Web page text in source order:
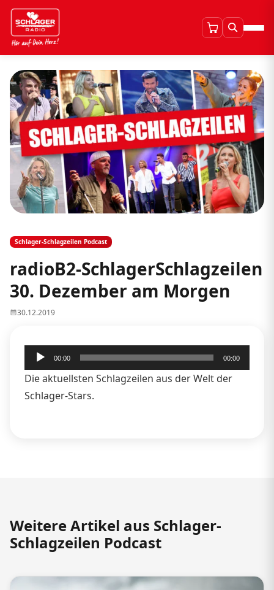
Schlager-Schlagzeilen Podcast
radioB2-SchlagerSchlagzeilen
30. Dezember am Morgen
30.12.2019
Audio-
Player
00:00 00:00
Die aktuellsten Schlagzeilen aus der Welt der
Schlager-Stars.
Weitere Artikel aus Schlager-
Schlagzeilen Podcast